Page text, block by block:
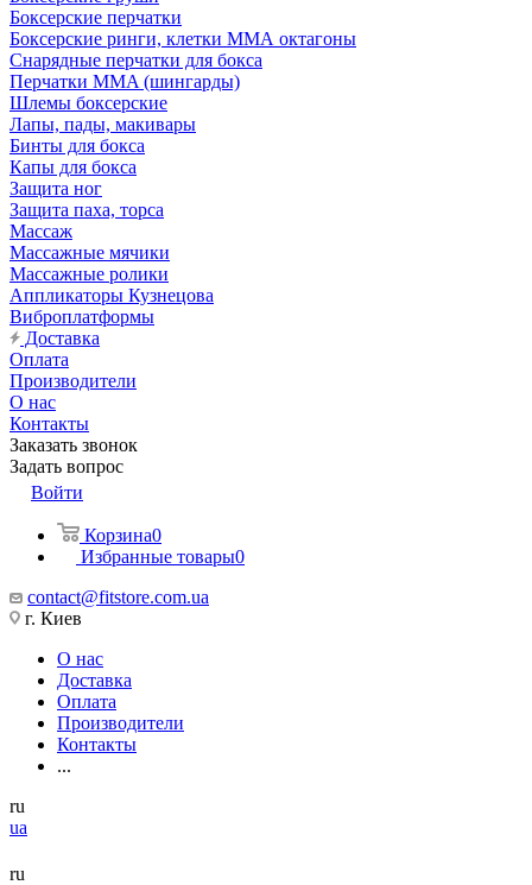
Боксерские перчатки
Боксерские ринги, клетки ММА октагоны
Снарядные перчатки для бокса
Перчатки MMA (шингарды)
Шлемы боксерские
Лапы, пады, макивары
Бинты для бокса
Капы для бокса
Защита ног
Защита паха, торса
Массаж
Массажные мячики
Массажные ролики
Аппликаторы Кузнецова
Виброплатформы
Доставка
Оплата
Производители
О нас
Контакты
Заказать звонок
Задать вопрос
Войти
Корзина0
Избранные товары0
contact@fitstore.com.ua
г. Киев
О нас
Доставка
Оплата
Производители
Контакты
...
ru
ua
ru